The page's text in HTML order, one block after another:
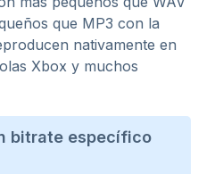
que MP3 con la
nativamente en
Xbox y muchos
bitrate específico